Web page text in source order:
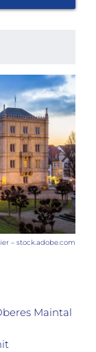
– stock.adobe.com
Maintal